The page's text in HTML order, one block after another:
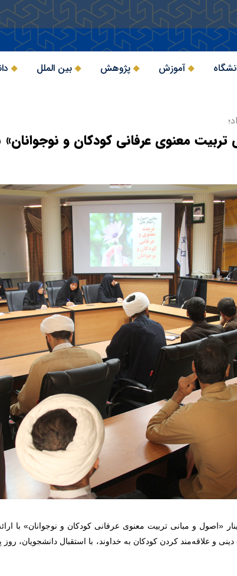
آموزش پژوهش بین الملل
تربیت معنوی عرفانی کودکان و نوجوانان»
«اصول و مبانی تربیت معنوی عرفانی کودکان و نوجوانان» با